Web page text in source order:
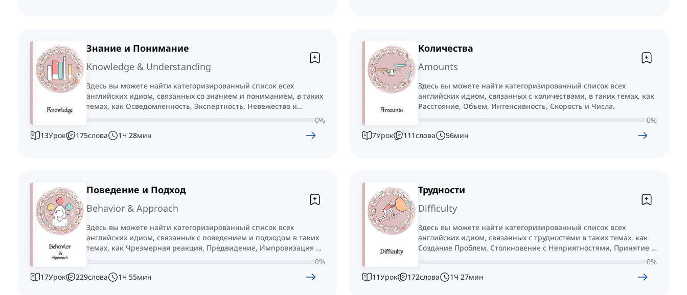
Знание и Понимание
Knowledge & Understanding
Здесь вы можете найти категоризированный список всех
английских идиом, связанных со знанием и пониманием, в таких
темах, как Осведомленность, Экспертность, Невежество и
0%
13Урок 175слова 1Ч 28мин
Количества
Amounts
Здесь вы можете найти категоризированный список всех
английских идиом, связанных с количествами, в таких темах, как
Расстояние, Объем, Интенсивность, Скорость и Числа.
0%
7Урок 111слова 56мин
Поведение и Подход
Behavior & Approach
Здесь вы можете найти категоризированный список всех
английских идиом, связанных с поведением и подходом в таких
темах, как Чрезмерная реакция, Предвидение, Импровизация и
0%
17Урок 229слова 1Ч 55мин
Трудности
Difficulty
Здесь вы можете найти категоризированный список всех
английских идиом, связанных с трудностями в таких темах, как
Создание Проблем, Столкновение с Неприятностями, Принятие и
0%
11Урок 172слова 1Ч 27мин